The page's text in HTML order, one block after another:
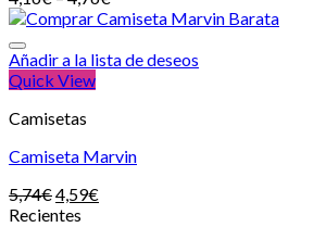
Añadir a la lista de deseos
Quick View
Camisetas
Camiseta Marvin
5,74€4,59€
Recientes